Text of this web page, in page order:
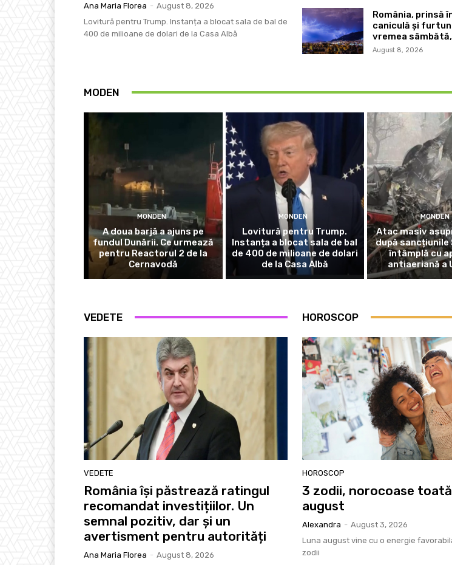
Ana Maria Florea - August 8, 2026
Lovitură pentru Trump. Instanța a blocat sala de bal de
400 de milioane de dolari de la Casa Albă
România, prinsă
caniculă și
vremea
August 8, 2026
MODEN
MONDEN
A doua barjă a ajuns pe
fundul Dunării. Ce urmează
pentru Reactorul 2 de la
Cernavodă
MONDEN
Lovitură pentru Trump.
Instanța a blocat sala de bal
de 400 de milioane de dolari
de la Casa Albă
MONDEN
Atac masiv
după sancțiunile
întâmplă cu
antiaeriană a
VEDETE
VEDETE
România își păstrează ratingul
recomandat investițiilor. Un
semnal pozitiv, dar și un
avertisment pentru autorități
Ana Maria Florea - August 8, 2026
HOROSCOP
HOROSCOP
3 zodii, norocoase
august
Alexandra - August 3, 2026
Luna august vine cu o energie
zodii